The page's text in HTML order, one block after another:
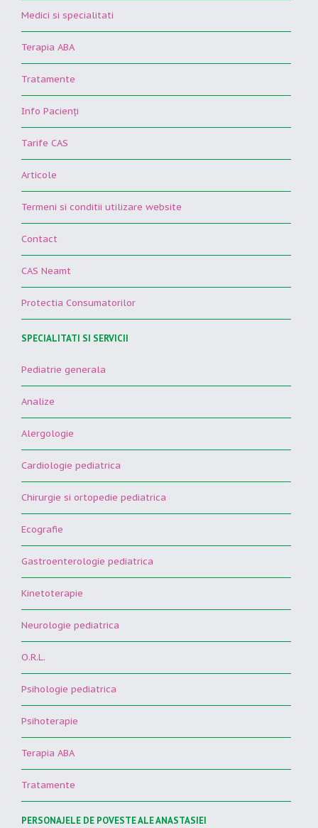
Medici si specialitati
Terapia ABA
Tratamente
Info Pacienţi
Tarife CAS
Articole
Termeni si conditii utilizare website
Contact
CAS Neamt
Protectia Consumatorilor
SPECIALITATI SI SERVICII
Pediatrie generala
Analize
Alergologie
Cardiologie pediatrica
Chirurgie si ortopedie pediatrica
Ecografie
Gastroenterologie pediatrica
Kinetoterapie
Neurologie pediatrica
O.R.L.
Psihologie pediatrica
Psihoterapie
Terapia ABA
Tratamente
PERSONAJELE DE POVESTE ALE ANASTASIEI